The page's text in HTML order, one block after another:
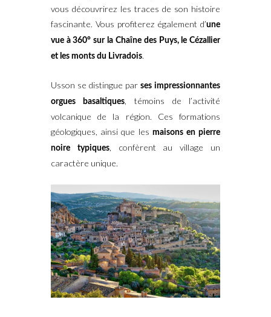
vous découvrirez les traces de son histoire
fascinante. Vous profiterez également d’une
vue à 360° sur la Chaîne des Puys, le Cézallier
et les monts du Livradois.
Usson se distingue parses impressionnantes
orgues basaltiques, témoins de l’activité
volcanique de la région. Ces formations
géologiques, ainsi que les maisons en pierre
noire typiques, confèrent au village un
caractère unique.